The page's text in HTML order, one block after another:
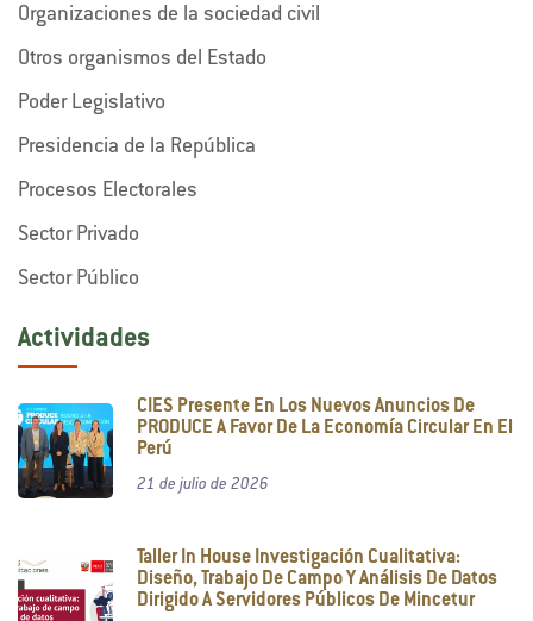
Organizaciones de la sociedad civil
Otros organismos del Estado
Poder Legislativo
Presidencia de la República
Procesos Electorales
Sector Privado
Sector Público
Actividades
CIES Presente En Los Nuevos Anuncios De
PRODUCE A Favor De La Economía Circular En El
Perú
21 de julio de 2026
Taller In House Investigación Cualitativa:
Diseño, Trabajo De Campo Y Análisis De Datos
Dirigido A Servidores Públicos De Mincetur